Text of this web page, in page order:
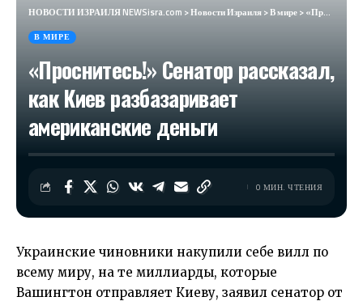
НОВОСТИ ИЗРАИЛЯ NEWSisra.com >Новости Израиля>В мире>«Проснитесь!» Сенатор рассказал, как Киев разбазаривает американские деньги
В МИРЕ
«Проснитесь!» Сенатор рассказал,
как Киев разбазаривает
американские деньги
0 МИН. ЧТЕНИЯ
Украинские чиновники накупили себе вилл по
всему миру, на те миллиарды, которые
Вашингтон отправляет Киеву, заявил сенатор от